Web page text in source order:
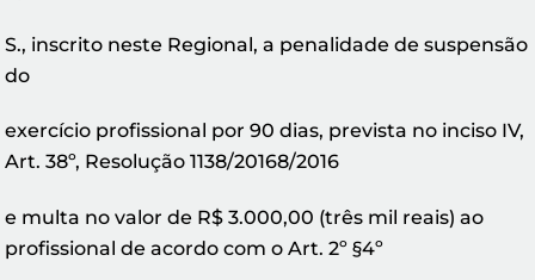
S., inscrito neste Regional, a penalidade de suspensão
do
exercício profissional por 90 dias, prevista no inciso IV,
Art. 38º, Resolução 1138/20168/2016
e multa no valor de R$ 3.000,00 (três mil reais) ao
profissional de acordo com o Art. 2º §4º